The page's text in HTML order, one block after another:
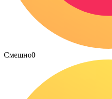
Смешно0